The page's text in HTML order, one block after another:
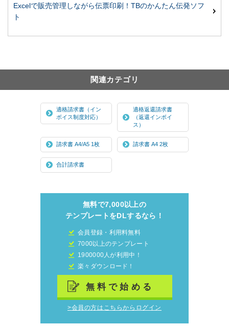
Excelで販売管理しながら伝票印刷！TBのかんたん伝発ソフ
ト
関連カテゴリ
適格請求書（イン
ボイス制度対応）
適格返還請求書
（返還インボイ
ス）
請求書 A4/A5 1枚 請求書 A4 2枚
合計請求書
無料で7,000以上の
テンプレートをDLするなら！
会員登録・利用料無料
7000以上のテンプレート
1900000人が利用中！
楽々ダウンロード！
無料で始める
>会員の方はこちらからログイン